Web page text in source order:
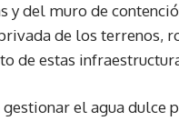
del muro de
de los terrenos,
de estas
el agua dulce